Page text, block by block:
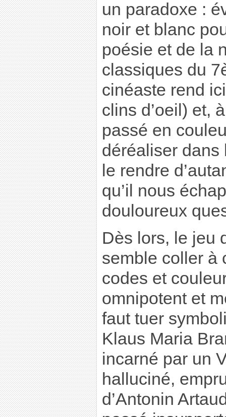
un paradoxe :
noir et blanc
poésie et de la
classiques du
cinéaste rend
clins d’oeil) et,
passé en
déréaliser dans
le rendre
qu’il nous
douloureux
Dès lors, le jeu
semble coller à
codes et
omnipotent et
faut tuer
Klaus Maria
incarné par un
halluciné,
d’Antonin